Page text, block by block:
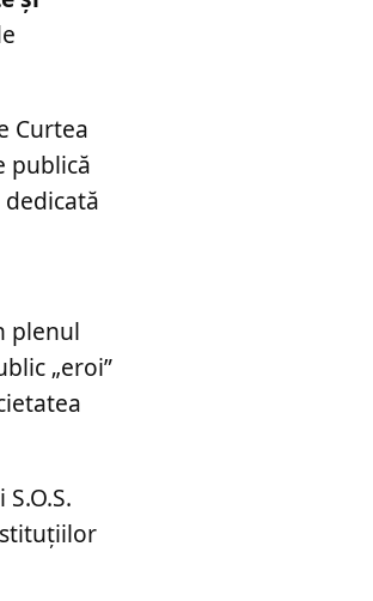
Curtea
publică
plenul
„eroi”